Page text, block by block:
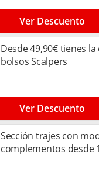
Ver Descuento
Desde 49,90€ tienes
bolsos Scalpers
Ver Descuento
Sección trajes con
complementos desde